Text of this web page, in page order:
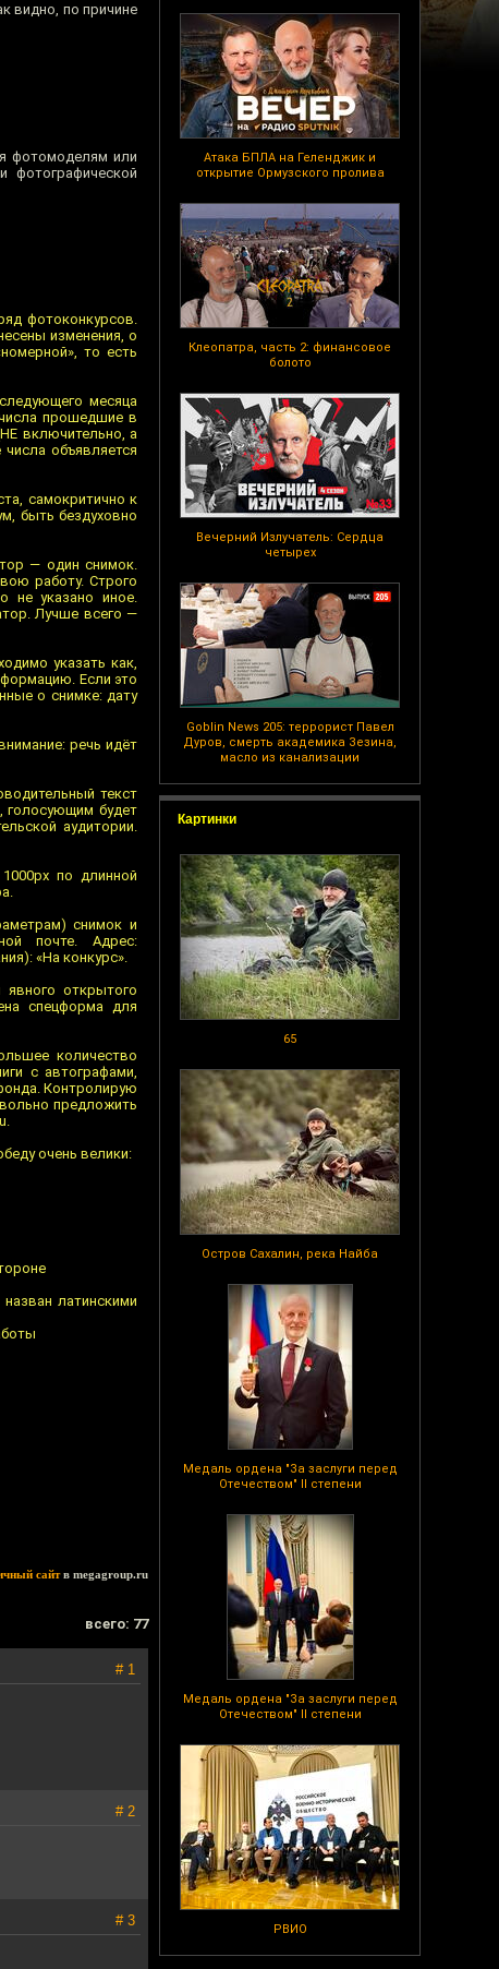
Атака БПЛА на Геленджик и
открытие Ормузского пролива
Клеопатра, часть 2: финансовое
болото
Вечерний Излучатель: Сердца
четырех
Goblin News 205: террорист Павел
Дуров, смерть академика Зезина,
масло из канализации
Картинки
65
Остров Сахалин, река Найба
Медаль ордена "За заслуги перед
Отечеством" II степени
Медаль ордена "За заслуги перед
Отечеством" II степени
РВИО
видно, по причине
фотомоделям или
фотоконкурсов.
изменения, о
то есть
месяца
прошедшие в
включительно, а
объявляется
самокритично к
быть бездуховно
— один снимок.
работу. Строго
не указано иное.
Лучше всего —
указать как,
Если это
о снимке: дату
речь идёт
текст
голосующим будет
аудитории.
по длинной
снимок и
почте. Адрес:
«На конкурс».
открытого
спецформа для
количество
с автографами,
Контролирую
предложить
очень велики:
латинскими
сайтв megagroup.ru
всего: 77
# 1
# 2
# 3